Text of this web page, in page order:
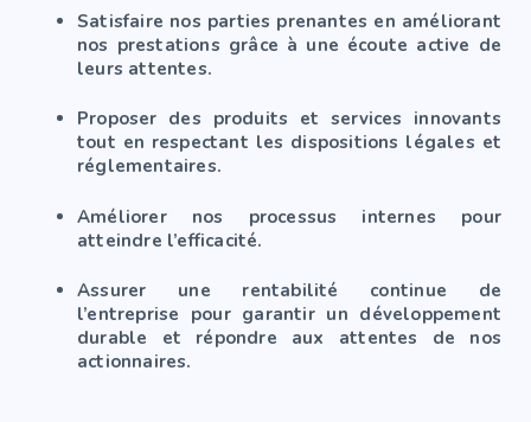
Satisfaire nos parties prenantes en améliorant
nos prestations grâce à une écoute active de
leurs attentes.
Proposer des produits et services innovants
tout en respectant les dispositions légales et
réglementaires.
Améliorer nos processus internes pour
atteindre l’efficacité.
Assurer une rentabilité continue de
l’entreprise pour garantir un développement
durable et répondre aux attentes de nos
actionnaires.